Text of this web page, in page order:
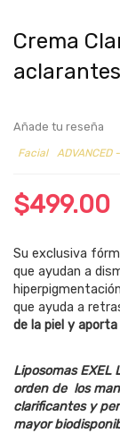
Crema
Añade tu reseña
Facial
$499.00
Su exclusiva
que ayudan a
que ayuda a
de la piel y
Liposomas
orden de los
clarificantes y
mayor